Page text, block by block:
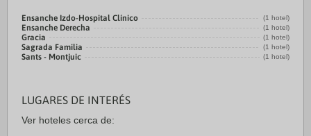
Ensanche Izdo-Hospital Clínico (1 hotel)
Ensanche Derecha (1 hotel)
Gracia (1 hotel)
Sagrada Familia (1 hotel)
Sants - Montjuic (1 hotel)
LUGARES DE INTERÉS
Ver hoteles cerca de: